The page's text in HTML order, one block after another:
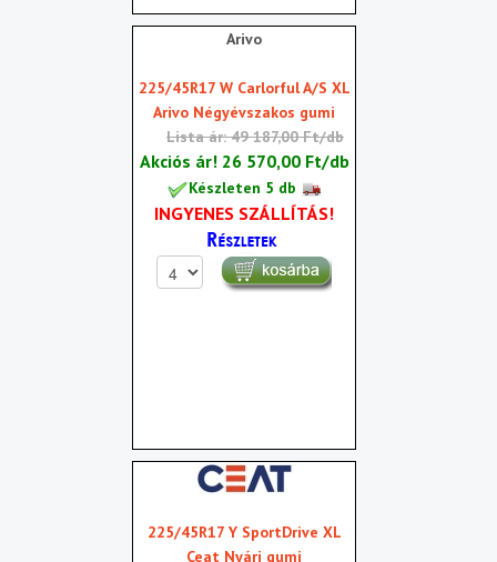
Arivo
225/45R17 W Carlorful A/S XL
Arivo Négyévszakos gumi
Lista ár: 49 187,00 Ft/db
Akciós ár! 26 570,00 Ft/db
Készleten 5 db
INGYENES SZÁLLÍTÁS!
225/45R17 Y SportDrive XL
Ceat Nyári gumi